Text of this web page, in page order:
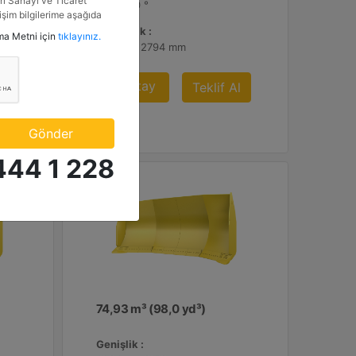
30 ° - 30 °
Yükseklik :
110 inç - 2794 mm
Detay Teklif Al
74,93 m³ (98,0 yd³)
Genişlik :
bilgilerime aşağıda
veriyorum.
Metni için tıklayınız.
Gönder
1 228